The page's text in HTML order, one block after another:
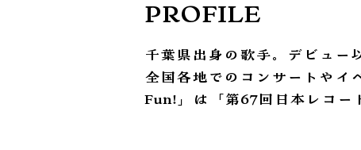
PROFILE
千葉県出身の歌手。デビュー
全国各地でのコンサートやイ
Fun!」は「第67回日本レコー